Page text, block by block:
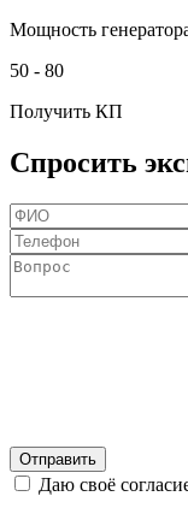
Мощность
50 - 80
Получить КП
Спросить
Отправить
Даю своё